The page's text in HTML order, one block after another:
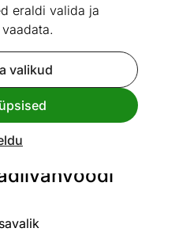
eraldi valida ja
valikud
Vaata sarnaseid